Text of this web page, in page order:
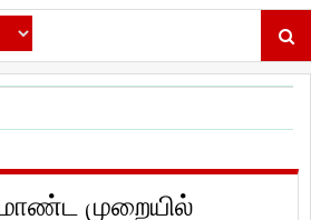
முறையில்